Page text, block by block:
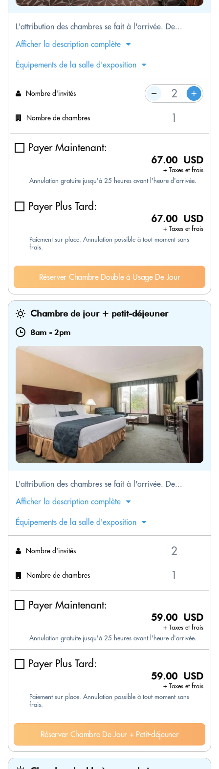
L'attribution des chambres se fait à l'arrivée. De...
Afficher la description complète
Équipements de la salle d'exposition
Nombre d'invités
Nombre de chambres
Payer Maintenant:
67.00 USD
+ Taxes et frais
Annulation gratuite jusqu'à 25 heures avant l'heure d'arrivée.
Payer Plus Tard:
67.00 USD
+ Taxes et frais
Paiement sur place. Annulation possible à tout moment sans
frais.
Réserver Chambre Double à Usage De Jour
Chambre de jour + petit-déjeuner
8am - 2pm
L'attribution des chambres se fait à l'arrivée. De...
Afficher la description complète
Équipements de la salle d'exposition
Nombre d'invités
Nombre de chambres
Payer Maintenant:
59.00 USD
+ Taxes et frais
Annulation gratuite jusqu'à 25 heures avant l'heure d'arrivée.
Payer Plus Tard:
59.00 USD
+ Taxes et frais
Paiement sur place. Annulation possible à tout moment sans
frais.
Réserver Chambre De Jour + Petit-déjeuner